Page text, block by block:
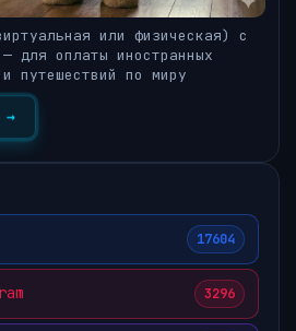
или физическая) с
для оплаты иностранных
путешествий по миру
→
17604
3296